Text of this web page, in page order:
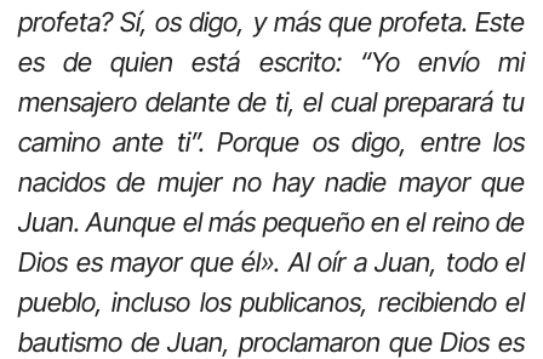
profeta? Sí, os digo, y más que profeta. Este
es de quien está escrito: “Yo envío mi
mensajero delante de ti, el cual preparará tu
camino ante ti”. Porque os digo, entre los
nacidos de mujer no hay nadie mayor que
Juan. Aunque el más pequeño en el reino de
Dios es mayor que él». Al oír a Juan, todo el
pueblo, incluso los publicanos, recibiendo el
bautismo de Juan, proclamaron que Dios es